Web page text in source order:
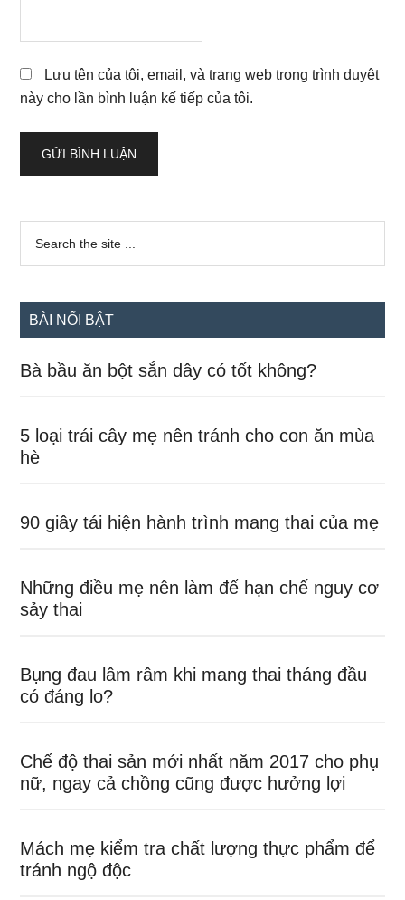
Lưu tên của tôi, email, và trang web trong trình duyệt
này cho lần bình luận kế tiếp của tôi.
Sidebar
chính
...
BÀI NỔI BẬT
Bà bầu ăn bột sắn dây có tốt không?
5 loại trái cây mẹ nên tránh cho con ăn mùa
hè
90 giây tái hiện hành trình mang thai của mẹ
Những điều mẹ nên làm để hạn chế nguy cơ
sảy thai
Bụng đau lâm râm khi mang thai tháng đầu
có đáng lo?
Chế độ thai sản mới nhất năm 2017 cho phụ
nữ, ngay cả chồng cũng được hưởng lợi
Mách mẹ kiểm tra chất lượng thực phẩm để
tránh ngộ độc